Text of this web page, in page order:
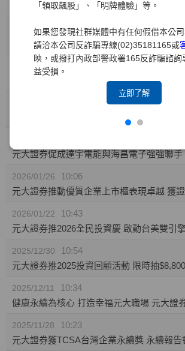
「領取飆股」、「明牌體驗」等。
如果您發現社群媒體中有任何假借本公司
請洽本公司反詐騙專線(02)35181165或
映，或撥打內政部警政署165反詐騙諮詢
益受損。
立即了解
2026/03/27
10:41
2026/03/02
15:15
元大權證開春好禮 月月抽88,000元禮券
2026/01/26
10:06
2026/01/22
10:43
2025/12/30
10:54
元大證券推2025投資回顧活動 限時抽
2025/12/11
10:34
2025/11/28
10:23